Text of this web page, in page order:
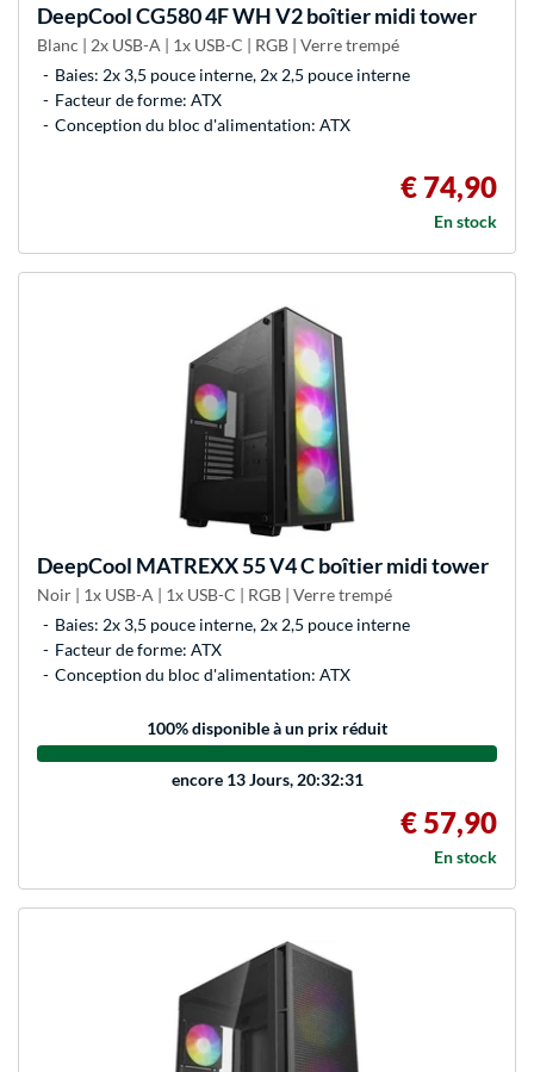
DeepCoolCG580 4F WH V2 boîtier midi tower
Blanc | 2x USB-A | 1x USB-C | RGB | Verre trempé
Baies: 2x 3,5 pouce interne, 2x 2,5 pouce interne
Facteur de forme: ATX
Conception du bloc d'alimentation: ATX
€ 74,90
En stock
DeepCool MATREXX 55 V4 C boîtier midi tower
Noir | 1x USB-A | 1x USB-C | RGB | Verre trempé
Baies: 2x 3,5 pouce interne, 2x 2,5 pouce interne
Facteur de forme: ATX
Conception du bloc d'alimentation: ATX
100% disponible à un prix réduit
encore 13 Jours, 20:32:31
€ 57,90
En stock